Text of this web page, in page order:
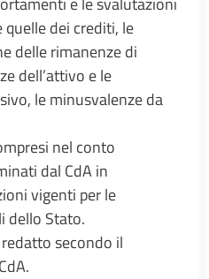
dei crediti, le
delle rimanenze di
dell’attivo e le
le minusvalenze da
nel conto
dal CdA in
vigenti per le
dello Stato.
secondo il